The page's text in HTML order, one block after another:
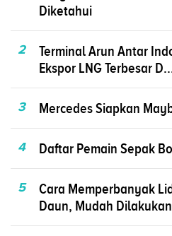
Diketahui
2
Terminal Arun Antar
Ekspor LNG Terbesar
3 Mercedes Siapkan
4 Daftar Pemain Sepak
5
Cara Memperbanyak
Daun, Mudah